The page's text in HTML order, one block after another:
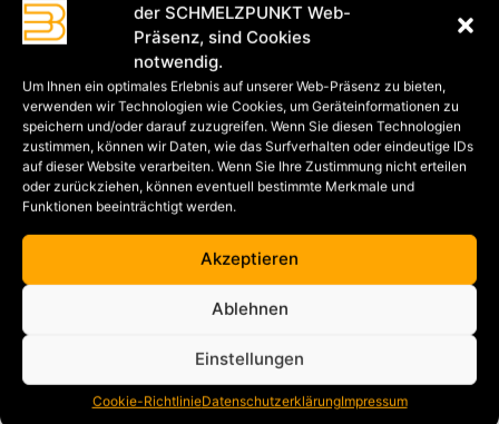
der SCHMELZPUNKT Web-
Präsenz, sind Cookies
notwendig.
Um Ihnen ein optimales Erlebnis auf unserer Web-Präsenz zu bieten,
verwenden wir Technologien wie Cookies, um Geräteinformationen zu
speichern und/oder darauf zuzugreifen. Wenn Sie diesen Technologien
zustimmen, können wir Daten, wie das Surfverhalten oder eindeutige IDs
auf dieser Website verarbeiten. Wenn Sie Ihre Zustimmung nicht erteilen
oder zurückziehen, können eventuell bestimmte Merkmale und
Funktionen beeinträchtigt werden.
Akzeptieren
Ablehnen
Einstellungen
Cookie-RichtlinieDatenschutzerklärungImpressum